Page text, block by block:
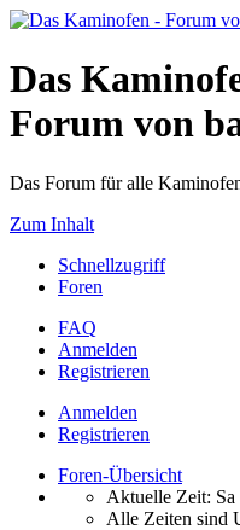
Das
Forum von
Das Forum für alle
Zum Inhalt
Schnellzugriff
Foren
FAQ
Anmelden
Registrieren
Anmelden
Registrieren
Foren-Übersicht
Aktuelle Zeit:
Alle Zeiten sind